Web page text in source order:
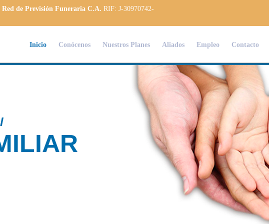
Red de Previsión Funeraria C.A. RIF: J-30970742-
Inicio Conócenos Nuestros Planes Aliados Empleo Contacto